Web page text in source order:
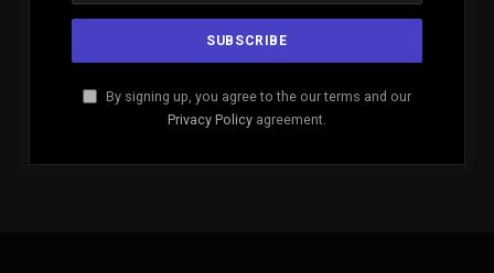
By signing up, you agree to the our terms and our
Privacy Policy agreement.